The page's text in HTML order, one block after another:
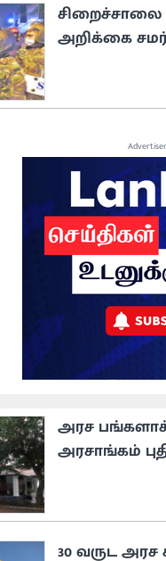
சிறைச்சாலை
அறிக்கை
அரச
அரசாங்கம்
30 வருட